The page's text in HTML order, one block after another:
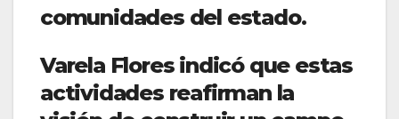
comunidades del estado.
Varela Flores indicó que estas
actividades reafirman la